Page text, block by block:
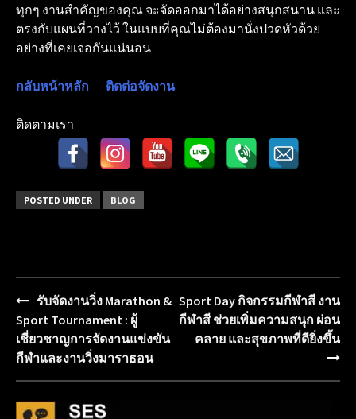
ทุกๆ งานสำคัญของคุณ จะจัดออกมาได้อย่างสนุกสนาน และ
ตรงกับแผนที่วางไว้ ในแบบที่คุณไม่ต้องมานั่งปวดหัวด้วย
อย่างที่เคยเจอกันแน่นอน
กลับหน้าหลัก ติดต่อจัดงาน
ติดตามเรา
POSTED UNDER BLOG
Post
navigation
รับจัดงานวิ่ง Marathon &
Sport Tournament : ผู้
เชี่ยวชาญการจัดงานแข่งขัน
กีฬาและงานวิ่งมาราธอน
Sport Day กิจกรรมกีฬาสี งาน
กีฬาสี ช่วยเพิ่มความสนุก ผ่อน
คลาย และสุขภาพที่ดียิ่งขึ้น